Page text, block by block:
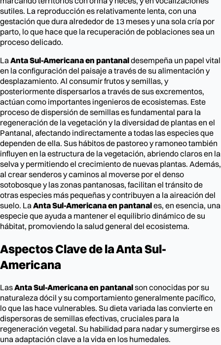
sutiles. La reproducción es relativamente lenta, con una
gestación que dura alrededor de 13 meses y una sola cría por
parto, lo que hace que la recuperación de poblaciones sea un
proceso delicado.
La Anta Sul-Americana en pantanaldesempeña un papel vital
en la configuración del paisaje a través de su alimentación y
desplazamiento. Al consumir frutos y semillas, y
posteriormente dispersarlos a través de sus excrementos,
actúan como importantes ingenieros de ecosistemas. Este
proceso de dispersión de semillas es fundamental para la
regeneración de la vegetación y la diversidad de plantas en el
Pantanal, afectando indirectamente a todas las especies que
dependen de ella. Sus hábitos de pastoreo y ramoneo también
influyen en la estructura de la vegetación, abriendo claros en la
selva y permitiendo el crecimiento de nuevas plantas. Además,
al crear senderos y caminos al moverse por el denso
sotobosque y las zonas pantanosas, facilitan el tránsito de
otras especies más pequeñas y contribuyen a la aireación del
suelo. La Anta Sul-Americana en pantanales, en esencia, una
especie que ayuda a mantener el equilibrio dinámico de su
hábitat, promoviendo la salud general del ecosistema.
Aspectos Clave de la Anta Sul-
Americana
LasAnta Sul-Americana en pantanalson conocidas por su
naturaleza dócil y su comportamiento generalmente pacífico,
lo que las hace vulnerables. Su dieta variada las convierte en
dispersoras de semillas efectivas, cruciales para la
regeneración vegetal. Su habilidad para nadar y sumergirse es
una adaptación clave a la vida en los humedales.